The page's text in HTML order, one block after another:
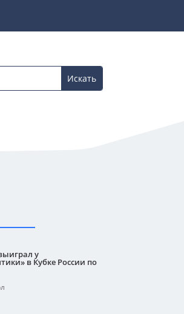
у
в Кубке России по